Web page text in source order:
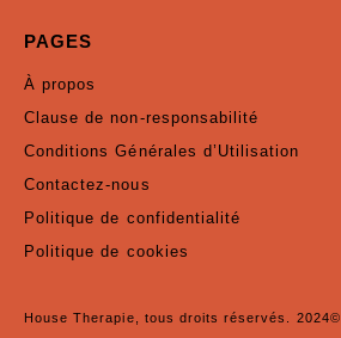
PAGES
À propos
Clause de non-responsabilité
Conditions Générales d’Utilisation
Contactez-nous
Politique de confidentialité
Politique de cookies
House Therapie, tous droits réservés. 2024©